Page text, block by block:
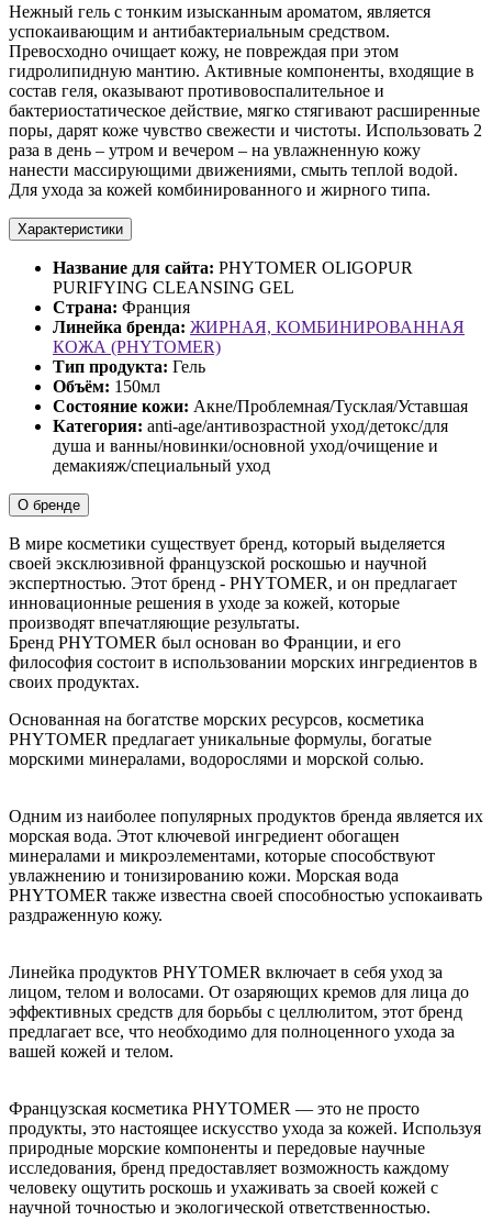
Нежный гель с тонким изысканным ароматом, является
успокаивающим и антибактериальным средством.
Превосходно очищает кожу, не повреждая при этом
гидролипидную мантию. Активные компоненты, входящие в
состав геля, оказывают противовоспалительное и
бактериостатическое действие, мягко стягивают расширенные
поры, дарят коже чувство свежести и чистоты. Использовать 2
раза в день – утром и вечером – на увлажненную кожу
нанести массирующими движениями, смыть теплой водой.
Для ухода за кожей комбинированного и жирного типа.
Характеристики
Название для сайта: PHYTOMER OLIGOPUR
PURIFYING CLEANSING GEL
Страна: Франция
Линейка бренда: ЖИРНАЯ, КОМБИНИРОВАННАЯ
КОЖА (PHYTOMER)
Тип продукта: Гель
Объём: 150мл
Состояние кожи: Акне/Проблемная/Тусклая/Уставшая
Категория: anti-age/антивозрастной уход/детокс/для
душа и ванны/новинки/основной уход/очищение и
демакияж/специальный уход
О бренде
В мире косметики существует бренд, который выделяется
своей эксклюзивной французской роскошью и научной
экспертностью. Этот бренд - PHYTOMER, и он предлагает
инновационные решения в уходе за кожей, которые
производят впечатляющие результаты.
Бренд PHYTOMER был основан во Франции, и его
философия состоит в использовании морских ингредиентов в
своих продуктах.
Основанная на богатстве морских ресурсов, косметика
PHYTOMER предлагает уникальные формулы, богатые
морскими минералами, водорослями и морской солью.
Одним из наиболее популярных продуктов бренда является их
морская вода. Этот ключевой ингредиент обогащен
минералами и микроэлементами, которые способствуют
увлажнению и тонизированию кожи. Морская вода
PHYTOMER также известна своей способностью успокаивать
раздраженную кожу.
Линейка продуктов PHYTOMER включает в себя уход за
лицом, телом и волосами. От озаряющих кремов для лица до
эффективных средств для борьбы с целлюлитом, этот бренд
предлагает все, что необходимо для полноценного ухода за
вашей кожей и телом.
Французская косметика PHYTOMER — это не просто
продукты, это настоящее искусство ухода за кожей. Используя
природные морские компоненты и передовые научные
исследования, бренд предоставляет возможность каждому
человеку ощутить роскошь и ухаживать за своей кожей с
научной точностью и экологической ответственностью.